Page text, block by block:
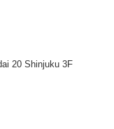
20 Shinjuku 3F